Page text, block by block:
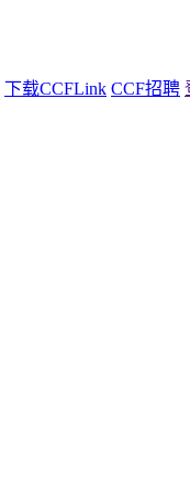
下载CCFLink CCF招聘